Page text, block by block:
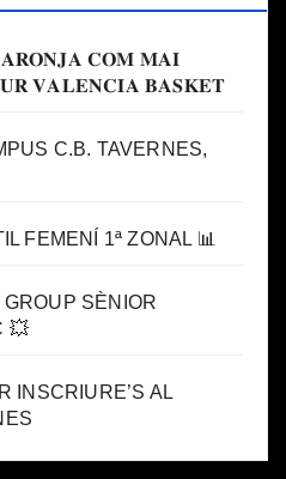
𝐂𝐎𝐌 𝐌𝐀𝐈
𝐕𝐀𝐋𝐄𝐍𝐂𝐈𝐀 𝐁𝐀𝐒𝐊𝐄𝐓
C.B. TAVERNES,
FEMENÍ 1ª ZONAL 📊
SÈNIOR
💥
INSCRIURE’S AL